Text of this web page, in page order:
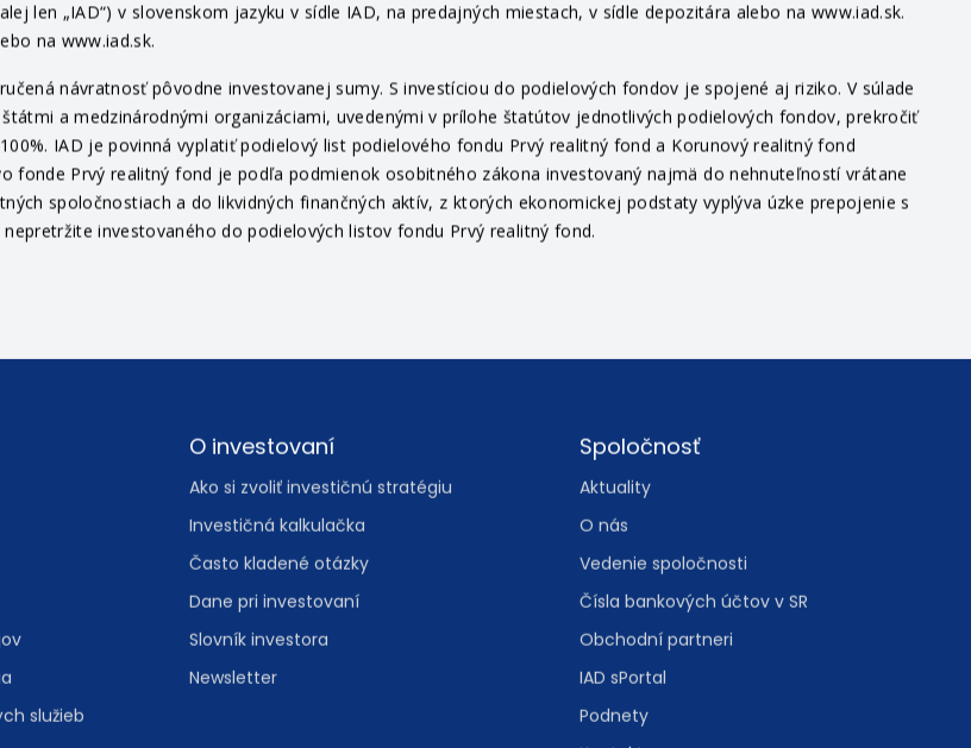
len „IAD“) v slovenskom jazyku v sídle IAD, na predajných miestach, v sídle depozitára alebo na www.iad.sk.
na www.iad.sk.
návratnosť pôvodne investovanej sumy. S investíciou do podielových fondov je spojené aj riziko. V súlade
a medzinárodnými organizáciami, uvedenými v prílohe štatútov jednotlivých podielových fondov, prekročiť
IAD je povinná vyplatiť podielový list podielového fondu Prvý realitný fond a Korunový realitný fond
fonde Prvý realitný fond je podľa podmienok osobitného zákona investovaný najmä do nehnuteľností vrátane
spoločnostiach a do likvidných finančných aktív, z ktorých ekonomickej podstaty vyplýva úzke prepojenie s
investovaného do podielových listov fondu Prvý realitný fond.
služieb
O investovaní
Ako si zvoliť investičnú stratégiu
Investičná kalkulačka
Často kladené otázky
Dane pri investovaní
Slovník investora
Newsletter
Spoločnosť
Aktuality
O nás
Vedenie spoločnosti
Čísla bankových účtov v SR
Obchodní partneri
IAD sPortal
Podnety